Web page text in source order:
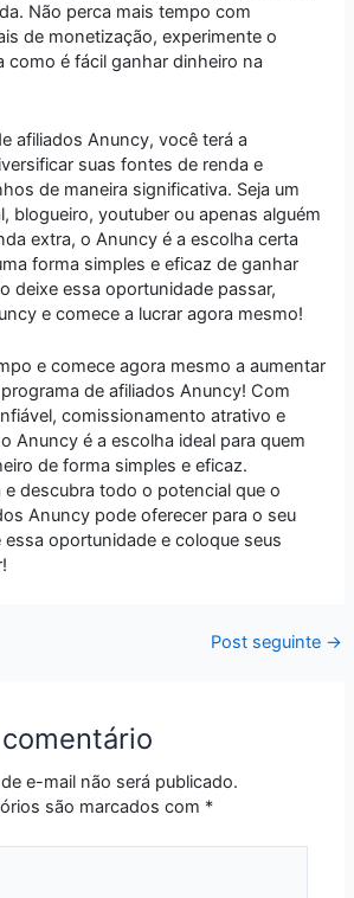
Não perca mais tempo com
de monetização, experimente o
como é fácil ganhar dinheiro na
afiliados Anuncy, você terá a
suas fontes de renda e
de maneira significativa. Seja um
blogueiro, youtuber ou apenas alguém
extra, o Anuncy é a escolha certa
forma simples e eficaz de ganhar
deixe essa oportunidade passar,
e comece a lucrar agora mesmo!
e comece agora mesmo a aumentar
de afiliados Anuncy! Com
comissionamento atrativo e
Anuncy é a escolha ideal para quem
de forma simples e eficaz.
e descubra todo o potencial que o
Anuncy pode oferecer para o seu
oportunidade e coloque seus
Post seguinte →
e-mail não será publicado.
são marcados com *